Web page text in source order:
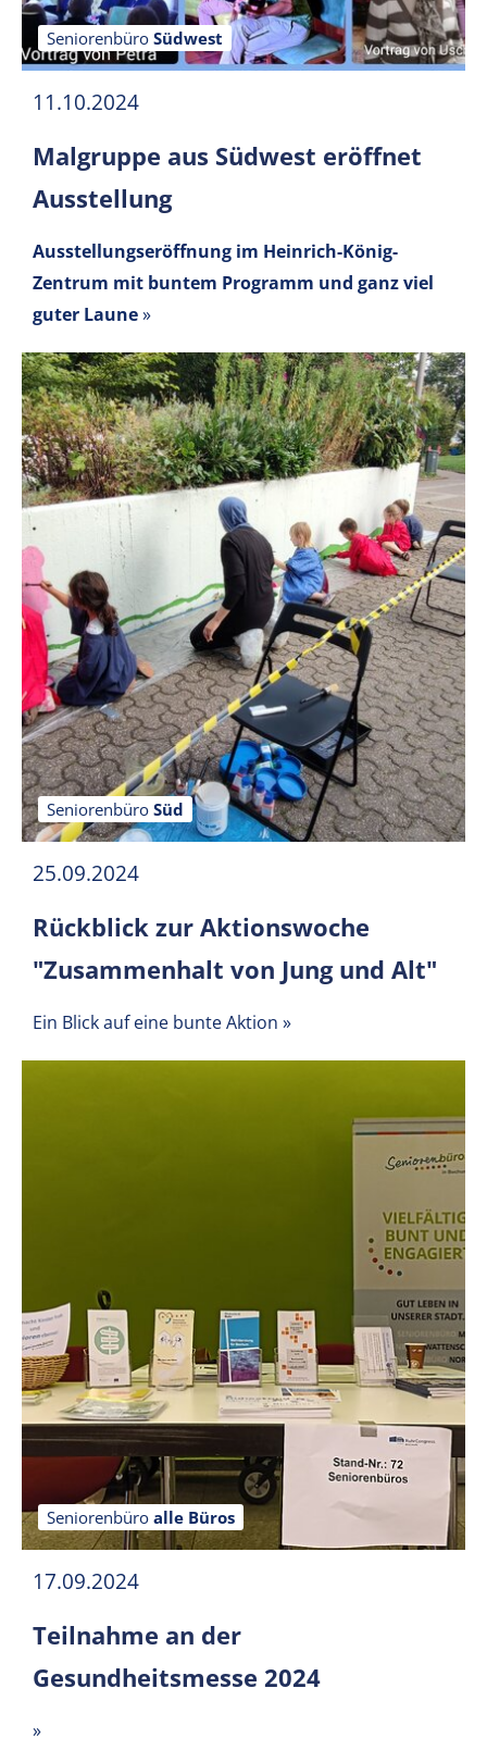
Seniorenbüro Südwest
11.10.2024
Malgruppe aus Südwest eröffnet
Ausstellung
Ausstellungseröffnung im Heinrich-König-
Zentrum mit buntem Programm und ganz viel
guter Laune»
Seniorenbüro Süd
25.09.2024
Rückblick zur Aktionswoche
"Zusammenhalt von Jung und Alt"
Ein Blick auf eine bunte Aktion »
Seniorenbüro alle Büros
17.09.2024
Teilnahme an der
Gesundheitsmesse 2024
»